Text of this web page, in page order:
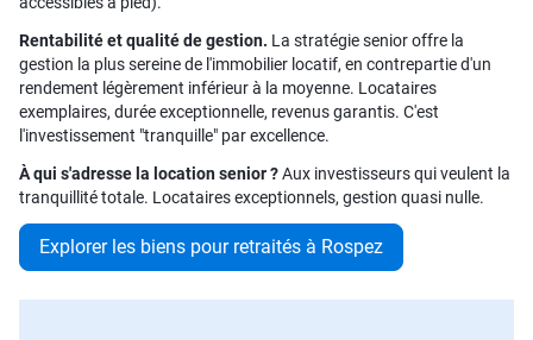
Rentabilité et qualité de gestion. La stratégie senior offre la
gestion la plus sereine de l'immobilier locatif, en contrepartie d'un
rendement légèrement inférieur à la moyenne. Locataires
exemplaires, durée exceptionnelle, revenus garantis. C'est
l'investissement "tranquille" par excellence.
À qui s'adresse la location senior ?Aux investisseurs qui veulent la
tranquillité totale. Locataires exceptionnels, gestion quasi nulle.
Explorer les biens pour retraités à Rospez